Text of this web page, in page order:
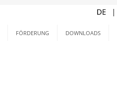
FÖRDERUNG DOWNLOADS